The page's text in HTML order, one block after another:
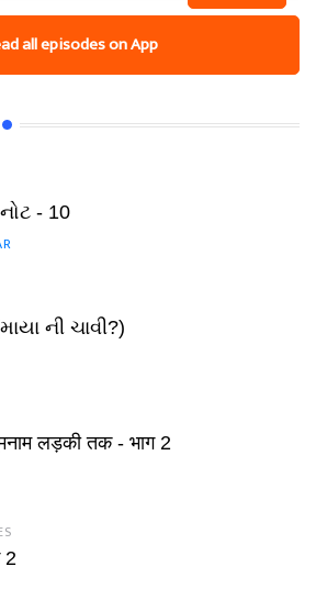
all episodes on App
- 10
ની ચાવી?)
लड़की तक - भाग 2
2